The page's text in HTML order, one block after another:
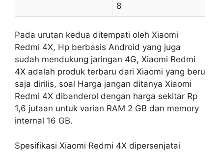
8
Pada urutan kedua ditempati oleh Xiaomi
Redmi 4X, Hp berbasis Android yang juga
sudah mendukung jaringan 4G, Xiaomi Redmi
4X adalah produk terbaru dari Xiaomi yang beru
saja dirilis, soal Harga jangan ditanya Xiaomi
Redmi 4X dibanderol dengan harga sekitar Rp
1,6 jutaan untuk varian RAM 2 GB dan memory
internal 16 GB.
Spesifikasi Xiaomi Redmi 4X dipersenjatai